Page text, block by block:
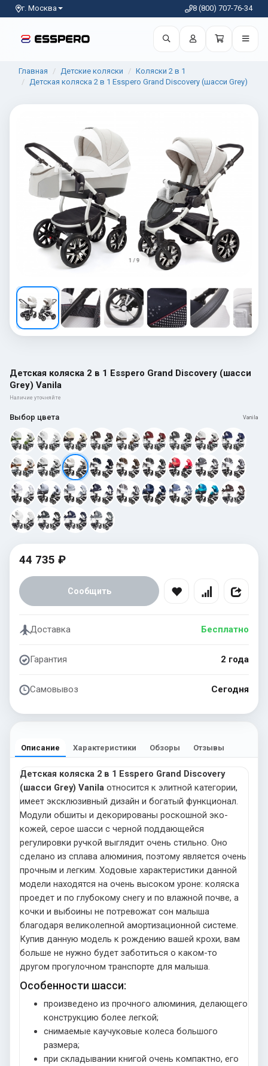
г. Москва 8 (800) 707-76-34
Главная Детские коляски
Коляски 2 в 1
Детская коляска 2 в 1 Esspero Grand Discovery (шасси Grey)
1 / 9
Детская коляска 2 в 1 Esspero Grand Discovery (шасси
Grey) Vanila
Наличие уточняйте
Выбор цвета Vanila
44 735 ₽
Сообщить
Доставка Бесплатно
Гарантия 2 года
Самовывоз Сегодня
Описание Характеристики Обзоры Отзывы
Детская коляска 2 в 1 Esspero Grand Discovery
(шасси Grey) Vanila относится к элитной категории,
имеет эксклюзивный дизайн и богатый функционал.
Модули обшиты и декорированы роскошной эко-
кожей, серое шасси с черной поддающейся
регулировки ручкой выглядит очень стильно. Оно
сделано из сплава алюминия, поэтому является очень
прочным и легким. Ходовые характеристики данной
модели находятся на очень высоком уроне: коляска
проедет и по глубокому снегу и по влажной почве, а
кочки и выбоины не потревожат сон малыша
благодаря великолепной амортизационной системе.
Купив данную модель к рождению вашей крохи, вам
больше не нужно будет заботиться о каком-то
другом прогулочном транспорте для малыша.
Особенности шасси:
произведено из прочного алюминия, делающего
конструкцию более легкой;
снимаемые каучуковые колеса большого
размера;
при складывании книгой очень компактно, его